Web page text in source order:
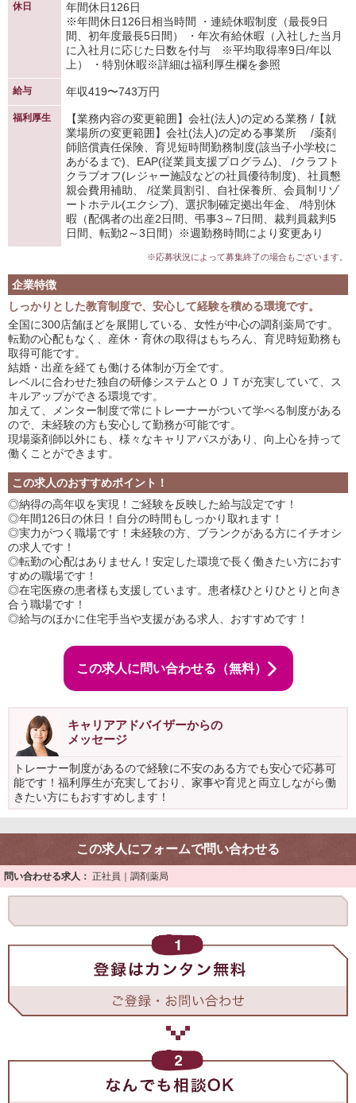
休日
年間休日126日
※年間休日126日相当時間 ・連続休暇制度（最長9日
間、初年度最長5日間） ・年次有給休暇（入社した当月
に入社月に応じた日数を付与 ※平均取得率9日/年以
上） ・特別休暇※詳細は福利厚生欄を参照
給与 年収419〜743万円
福利厚生
【業務内容の変更範囲】会社(法人)の定める業務 /【就
業場所の変更範囲】会社(法人)の定める事業所 /薬剤
師賠償責任保険、育児短時間勤務制度(該当子小学校に
あがるまで)、EAP(従業員支援プログラム)、 /クラフト
クラブオフ(レジャー施設などの社員優待制度)、社員懇
親会費用補助、 /従業員割引、自社保養所、会員制リゾ
ートホテル(エクシブ)、選択制確定拠出年金、 /特別休
暇（配偶者の出産2日間、弔事3～7日間、裁判員裁判5
日間、転勤2～3日間）※週勤務時間により変更あり
※応募状況によって募集終了の場合もございます。
企業特徴
しっかりとした教育制度で、安心して経験を積める環境です。
全国に300店舗ほどを展開している、女性が中心の調剤薬局です。
転勤の心配もなく、産休・育休の取得はもちろん、育児時短勤務も
取得可能です。
結婚・出産を経ても働ける体制が万全です。
レベルに合わせた独自の研修システムとＯＪＴが充実していて、ス
キルアップができる環境です。
加えて、メンター制度で常にトレーナーがついて学べる制度がある
ので、未経験の方も安心して勤務が可能です。
現場薬剤師以外にも、様々なキャリアパスがあり、向上心を持って
働くことができます。
この求人のおすすめポイント！
◎納得の高年収を実現！ご経験を反映した給与設定です！
◎年間126日の休日！自分の時間もしっかり取れます！
◎実力がつく職場です！未経験の方、ブランクがある方にイチオシ
の求人です！
◎転勤の心配はありません！安定した環境で長く働きたい方におす
すめの職場です！
◎在宅医療の患者様も支援しています。患者様ひとりひとりと向き
合う職場です！
◎給与のほかに住宅手当や支援がある求人、おすすめです！
この求人に問い合わせる（無料）
キャリアアドバイザーからの
メッセージ
トレーナー制度があるので経験に不安のある方でも安心で応募可
能です！福利厚生が充実しており、家事や育児と両立しながら働
きたい方にもおすすめします！
この求人にフォームで問い合わせる
問い合わせる求人： 正社員｜調剤薬局